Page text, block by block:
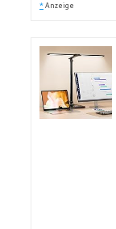
* Anzeige